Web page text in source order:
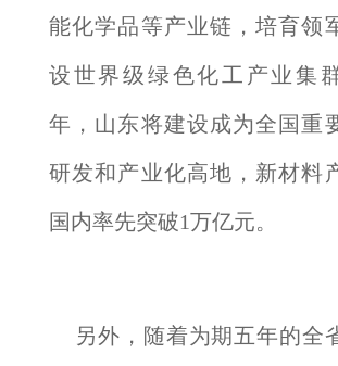
能化学品等产业链，培育领
设世界级绿色化工产业集
年，山东将建设成为全国重
研发和产业化高地，新材料
国内率先突破1万亿元。
另外，随着为期五年的全